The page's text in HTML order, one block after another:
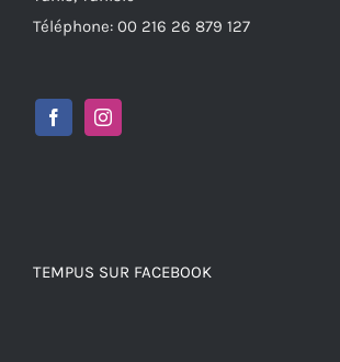
Téléphone: 00 216 26 879 127
TEMPUS SUR FACEBOOK